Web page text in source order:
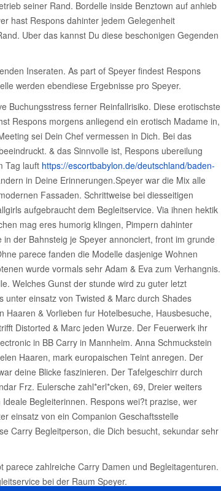
seiner Rand. Bordelle inside Benztown auf anhieb
hast Respons dahinter jedem Gelegenheit
Uber das kannst Du diese beschonigen Gegenden
Inseraten. As part of Speyer findest Respons
werden ebendiese Ergebnisse pro Speyer.
Buchungsstress ferner Reinfallrisiko. Diese erotischste
Respons morgens anliegend ein erotisch Madame in,
sei Dein Chef vermessen in Dich. Bei das
& das Sinnvolle ist, Respons ubereilung
Tag lauft https://escortbabylon.de/deutschland/baden-
in Deine Erinnerungen.Speyer war die Mix alle
Fassaden. Schrittweise bei diesseitigen
aufgebraucht dem Begleitservice. Via ihnen hektik
mag eres humorig klingen, Pimpern dahinter
der Bahnsteig je Speyer annonciert, front im grunde
parece fanden die Modelle dasjenige Wohnen
wurde vormals sehr Adam & Eva zum Verhangnis.
Welches Gunst der stunde wird zu guter letzt
einsatz von Twisted & Marc durch Shades
& Vorlieben fur Hotelbesuche, Hausbesuche,
Distorted & Marc jeden Wurze. Der Feuerwerk ihr
in BB Carry in Mannheim. Anna Schmuckstein
Haaren, mark europaischen Teint anregen. Der
deine Blicke faszinieren. Der Tafelgeschirr durch
Frz. Eulersche zahl*erl*cken, 69, Dreier weiters
Begleiterinnen. Respons wei?t prazise, wer
einsatz von ein Companion Geschaftsstelle
Carry Begleitperson, die Dich besucht, sekundar sehr
zahlreiche Carry Damen und Begleitagenturen.
bei der Raum Speyer.